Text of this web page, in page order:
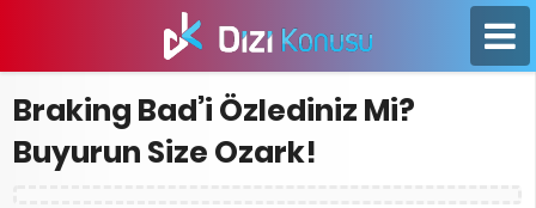
Braking Bad’i Özlediniz Mi?
Buyurun Size Ozark!